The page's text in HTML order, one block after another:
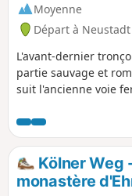
Moyenne
Départ à
L'avant-dernier
partie sauvage et
suit l'ancienne voie
belle vue. Plus tard,
Hammerhof et
En longeant le
avec sa belle église
à Rottbitze.
Kölner Weg
monastère